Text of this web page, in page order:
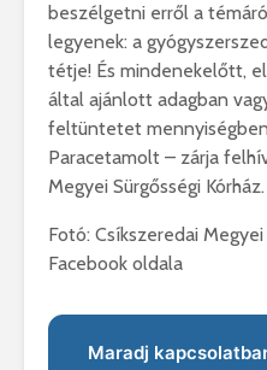
beszélgetni erről a
legyenek: a
tétje! És mindenekelőtt,
által ajánlott adagban
feltüntetet
Paracetamolt – zárja
Megyei Sürgősségi Kórház.
Fotó: Csíkszeredai
Facebook oldala
Maradj